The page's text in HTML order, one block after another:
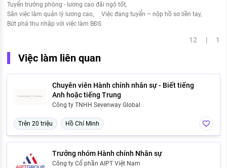
Tuyển trưởng phòng - lương cao đãi ngộ tốt
Săn việc làm quản lý lương cao
Việc đang tuyển – nộp hồ sơ liền tay
Bứt phá thu nhập với việc làm BĐS
12 | 1
Việc làm liên quan
Chuyên viên Hành chính nhân sự - Biết tiếng
Anh hoặc tiếng Trung
Công ty TNHH Sevenway Global
Trên 20 triệu Hồ Chí Minh
Trưởng nhóm Hành chính Nhân sự
Công ty Cổ phần AIPT Việt Nam